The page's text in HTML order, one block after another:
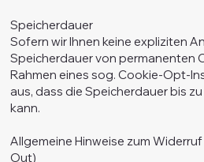
Speicherdauer
Sofern wir Ihnen keine expliziten
Speicherdauer von permanenten
Rahmen eines sog. Cookie-Opt-
aus, dass die Speicherdauer bis
kann.
Allgemeine Hinweise zum
Out)